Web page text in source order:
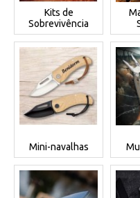
Kits de
Sobrevivência
Mini-navalhas